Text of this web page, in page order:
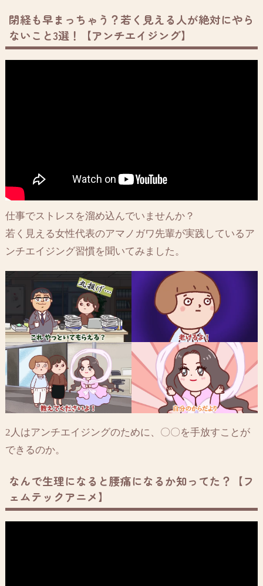
閉経も早まっちゃう？若く見える人が絶対にやら
ないこと3選！【アンチエイジング】
仕事でストレスを溜め込んでいませんか？
若く見える女性代表のアマノガワ先輩が実践しているア
ンチエイジング習慣を聞いてみました。
2人はアンチエイジングのために、〇〇を手放すことが
できるのか。
なんで生理になると腰痛になるか知ってた？【フ
ェムテックアニメ】